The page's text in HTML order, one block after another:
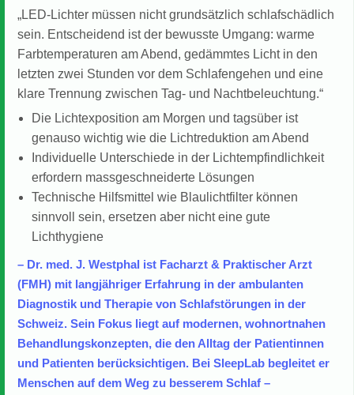
„LED-Lichter müssen nicht grundsätzlich schlafschädlich
sein. Entscheidend ist der bewusste Umgang: warme
Farbtemperaturen am Abend, gedämmtes Licht in den
letzten zwei Stunden vor dem Schlafengehen und eine
klare Trennung zwischen Tag- und Nachtbeleuchtung.“
Die Lichtexposition am Morgen und tagsüber ist
genauso wichtig wie die Lichtreduktion am Abend
Individuelle Unterschiede in der Lichtempfindlichkeit
erfordern massgeschneiderte Lösungen
Technische Hilfsmittel wie Blaulichtfilter können
sinnvoll sein, ersetzen aber nicht eine gute
Lichthygiene
– Dr. med. J. Westphal ist Facharzt & Praktischer Arzt
(FMH) mit langjähriger Erfahrung in der ambulanten
Diagnostik und Therapie von Schlafstörungen in der
Schweiz. Sein Fokus liegt auf modernen, wohnortnahen
Behandlungskonzepten, die den Alltag der Patientinnen
und Patienten berücksichtigen. Bei SleepLab begleitet er
Menschen auf dem Weg zu besserem Schlaf –